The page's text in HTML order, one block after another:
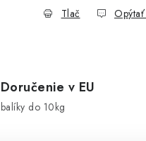
Tlač Opýtať
Doručenie v EU
balíky do 10kg